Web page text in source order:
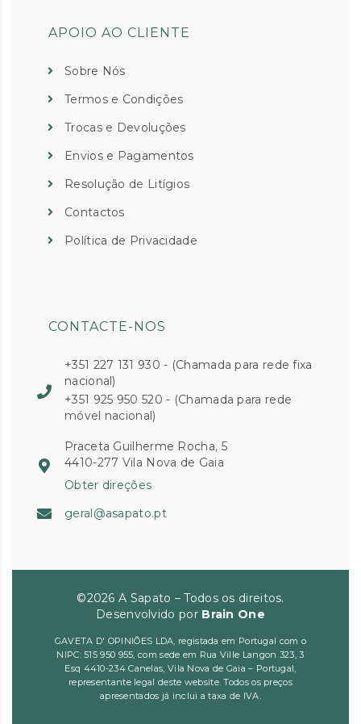
APOIO AO CLIENTE
Sobre Nós
Termos e Condições
Trocas e Devoluções
Envios e Pagamentos
Resolução de Litígios
Contactos
Política de Privacidade
CONTACTE-NOS
+351 227 131 930 - (Chamada para rede fixa
nacional)
+351 925 950 520 - (Chamada para rede
móvel nacional)
Praceta Guilherme Rocha, 5
4410-277 Vila Nova de Gaia
Obter direções
geral@asapato.pt
©2026 A Sapato – Todos os direitos.
Desenvolvido por Brain One
GAVETA D' OPINIÕES LDA, registada em Portugal com o
NIPC: 515 950 955, com sede em Rua Ville Langon 323, 3
Esq 4410-234 Canelas, Vila Nova de Gaia – Portugal,
representante legal deste website. Todos os preços
apresentados já inclui a taxa de IVA.